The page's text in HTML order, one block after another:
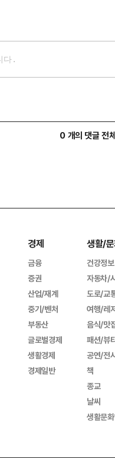
0 개의 댓글 전
경제
금융
증권
산업/재계
중기/벤처
부동산
글로벌경제
생활경제
경제일반
생활/
건강정보
자동차/
도로/교
여행/레
음식/맛
패션/뷰
공연/전
책
종교
날씨
생활문